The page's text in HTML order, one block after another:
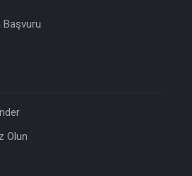
Başvuru
Olun